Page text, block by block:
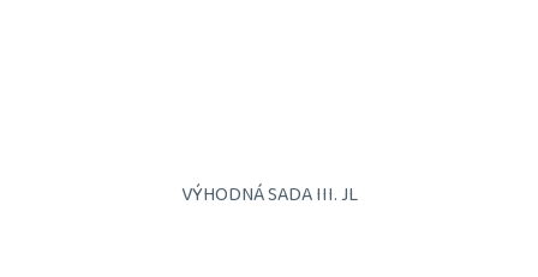
VÝHODNÁ SADA III. JL